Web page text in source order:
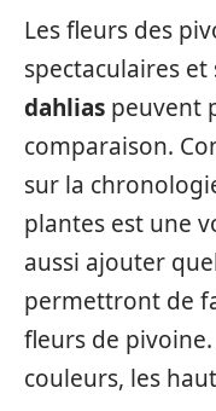
Les fleurs des
spectaculaires et
dahlias peuvent
comparaison.
sur la
plantes est une
aussi ajouter
permettront de
fleurs de
couleurs, les